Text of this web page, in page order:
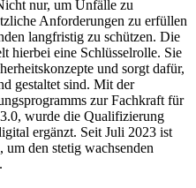
nur, um Unfälle zu
Anforderungen zu erfüllen
langfristig zu schützen. Die
hierbei eine Schlüsselrolle. Sie
und sorgt dafür,
gestaltet sind. Mit der
zur Fachkraft für
wurde die Qualifizierung
ergänzt. Seit Juli 2023 ist
um den stetig wachsenden